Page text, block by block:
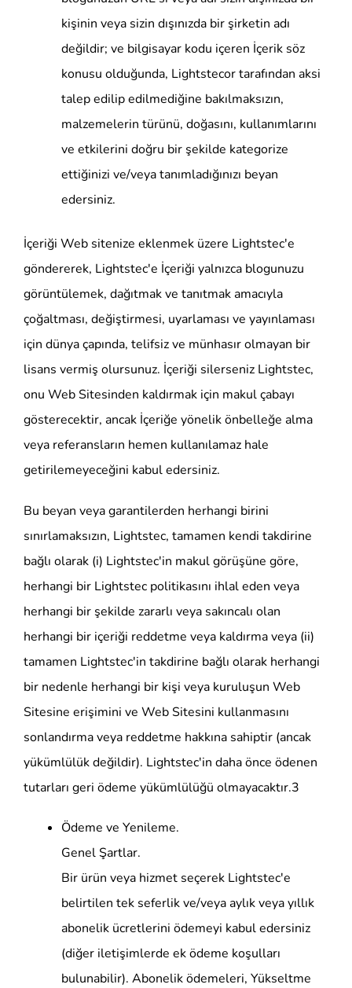
kişinin veya sizin dışınızda bir şirketin adı
değildir; ve bilgisayar kodu içeren İçerik söz
konusu olduğunda, Lightstecor tarafından aksi
talep edilip edilmediğine bakılmaksızın,
malzemelerin türünü, doğasını, kullanımlarını
ve etkilerini doğru bir şekilde kategorize
ettiğinizi ve/veya tanımladığınızı beyan
edersiniz.
İçeriği Web sitenize eklenmek üzere Lightstec'e
göndererek, Lightstec'e İçeriği yalnızca blogunuzu
görüntülemek, dağıtmak ve tanıtmak amacıyla
çoğaltması, değiştirmesi, uyarlaması ve yayınlaması
için dünya çapında, telifsiz ve münhasır olmayan bir
lisans vermiş olursunuz. İçeriği silerseniz Lightstec,
onu Web Sitesinden kaldırmak için makul çabayı
gösterecektir, ancak İçeriğe yönelik önbelleğe alma
veya referansların hemen kullanılamaz hale
getirilemeyeceğini kabul edersiniz.
Bu beyan veya garantilerden herhangi birini
sınırlamaksızın, Lightstec, tamamen kendi takdirine
bağlı olarak (i) Lightstec'in makul görüşüne göre,
herhangi bir Lightstec politikasını ihlal eden veya
herhangi bir şekilde zararlı veya sakıncalı olan
herhangi bir içeriği reddetme veya kaldırma veya (ii)
tamamen Lightstec'in takdirine bağlı olarak herhangi
bir nedenle herhangi bir kişi veya kuruluşun Web
Sitesine erişimini ve Web Sitesini kullanmasını
sonlandırma veya reddetme hakkına sahiptir (ancak
yükümlülük değildir). Lightstec'in daha önce ödenen
tutarları geri ödeme yükümlülüğü olmayacaktır.3
Ödeme ve Yenileme.
Genel Şartlar.
Bir ürün veya hizmet seçerek Lightstec'e
belirtilen tek seferlik ve/veya aylık veya yıllık
abonelik ücretlerini ödemeyi kabul edersiniz
(diğer iletişimlerde ek ödeme koşulları
bulunabilir). Abonelik ödemeleri, Yükseltme